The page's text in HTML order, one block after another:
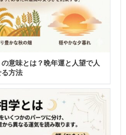
意味とは？晩年運と人望で人
方法